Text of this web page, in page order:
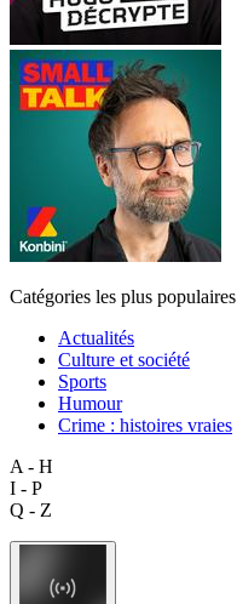
Catégories les plus populaires
Actualités
Culture et société
Sports
Humour
Crime : histoires vraies
A - H
I - P
Q - Z